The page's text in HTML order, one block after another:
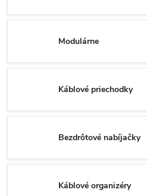
Modulárne
Káblové priechodky
Bezdrôtové nabíjačky
Káblové organizéry